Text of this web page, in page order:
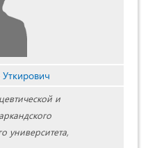
и
университета,